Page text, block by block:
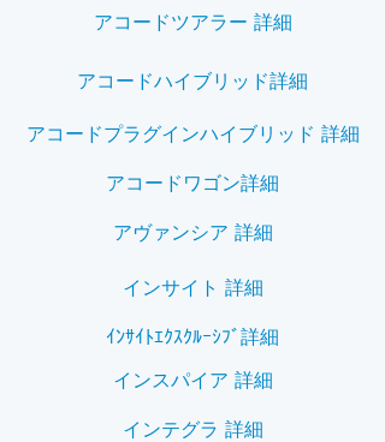
アコードツアラー 詳細
アコードハイブリッド詳細
アコードプラグインハイブリッド 詳細
アコードワゴン詳細
アヴァンシア 詳細
インサイト 詳細
ｲﾝｻｲﾄｴｸｽｸﾙｰｼﾌﾞ詳細
インスパイア 詳細
インテグラ 詳細